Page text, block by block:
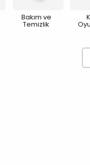
Bakım ve
Temizlik